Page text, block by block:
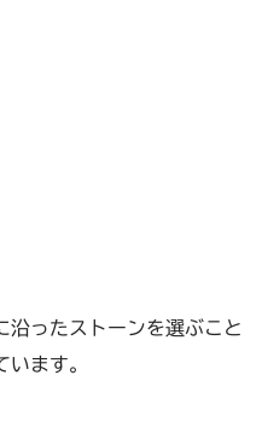
沿ったストーンを選ぶこと
ます。